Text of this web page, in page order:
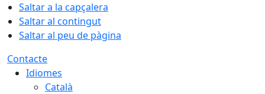
Saltar a la capçalera
Saltar al contingut
Saltar al peu de pàgina
Contacte
Idiomes
Català